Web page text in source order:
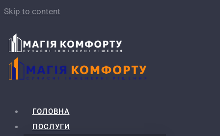
Skip to content
ГОЛОВНА
ПОСЛУГИ